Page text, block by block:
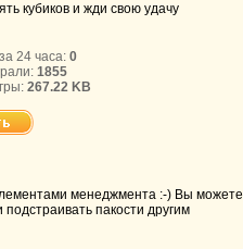
кубиков и жди свою удачу
24 часа: 0
1855
267.22 KB
менеджмента :-) Вы можете
пакости другим